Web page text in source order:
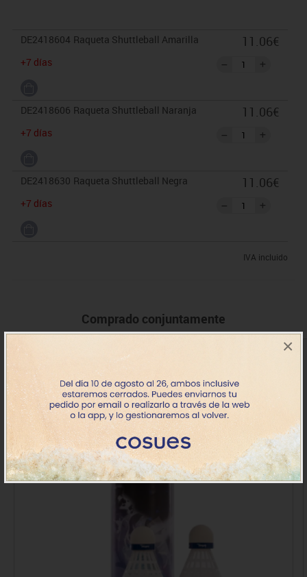
×
DE2418604 Raqueta Shuttleball Amarilla
+7 días
11.06€
DE2418606 Raqueta Shuttleball Naranja
+7 días
11.06€
DE2418630 Raqueta Shuttleball Negra
+7 días
11.06€
IVA incluido
Comprado conjuntamente